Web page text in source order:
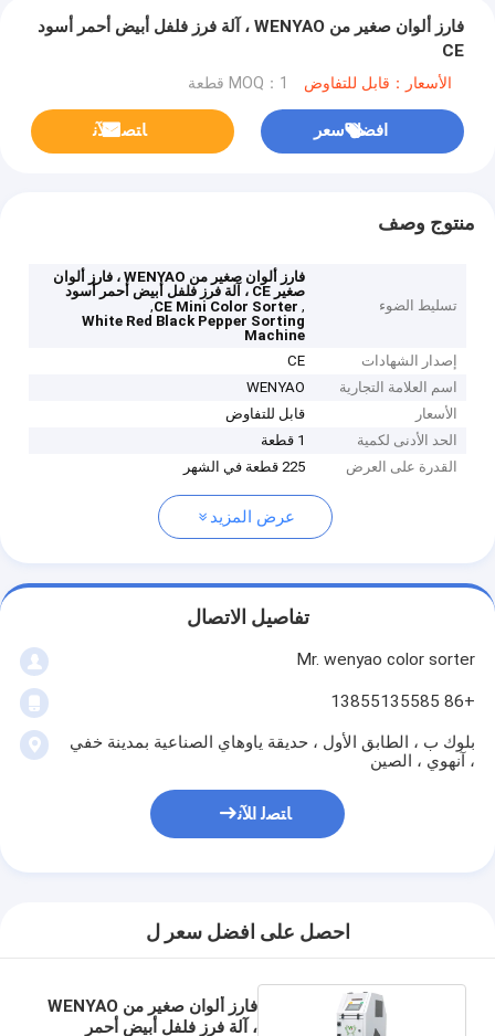
فارز ألوان صغير من WENYAO ، آلة فرز فلفل أبيض أحمر أسود
CE
الأسعار：قابل للتفاوض MOQ：1 قطعة
افضل سعر ﺎﺘﺼﻟ ﺍﻶﻧ
منتوج وصف
تسليط الضوء
فارز ألوان صغير من WENYAO ، فارز ألوان
صغير CE ، آلة فرز فلفل أبيض أحمر أسود
,
CE Mini Color Sorter
,
White Red Black Pepper Sorting
Machine
إصدار الشهادات
CE
اسم العلامة التجارية
WENYAO
الأسعار
قابل للتفاوض
الحد الأدنى لكمية
1 قطعة
القدرة على العرض
225 قطعة في الشهر
عرض المزيد
تفاصيل الاتصال
Mr. wenyao color sorter
+86 13855135585
بلوك ب ، الطابق الأول ، حديقة ياوهاي الصناعية بمدينة خفي
، آنهوي ، الصين
ﺎﺘﺼﻟ ﺍﻶﻧ
احصل على افضل سعر ل
فارز ألوان صغير من WENYAO
، آلة فرز فلفل أبيض أحمر